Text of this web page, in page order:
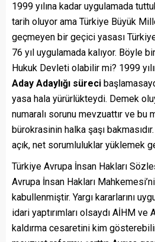
1999 yılına kadar uygulamada
tarih oluyor ama Türkiye Büyük
geçmeyen bir geçici yasası
76 yıl uygulamada kalıyor. Böyle
Hukuk Devleti olabilir mi? 1999
Aday Adaylığı süreci
yasa hala yürürlükteydi. Demek
numaralı sorunu mevzuattır ve bu
bürokrasinin halka şaşı
açık, net sorumluluklar yüklemek
Türkiye Avrupa İnsan Hakları
Avrupa İnsan Hakları
kabullenmiştir. Yargı kararlarını
idari yaptırımları olsaydı AİHM ve
kaldırma cesaretini kim